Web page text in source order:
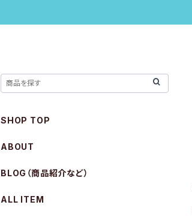
SHOP TOP
ABOUT
BLOG（商品紹介など）
ALL ITEM